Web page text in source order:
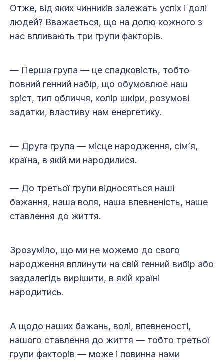
Отже, від яких чинників залежать успіх і долі
людей? Вважається, що на долю кожного з
нас впливають три групи факторів.
— Перша група — це спадковість, тобто
повний генний набір, що обумовлює наш
зріст, тип обличчя, колір шкіри, розумові
задатки, властиву нам енергетику.
— Друга група — місце народження, сім’я,
країна, в якій ми народилися.
— До третьої групи відносяться наші
бажання, наша воля, наша впевненість, наше
ставлення до життя.
Зрозуміло, що ми не можемо до свого
народження вплинути на свій генний вибір або
заздалегідь вирішити, в якій країні
народитись.
А щодо наших бажань, волі, впевненості,
нашого ставлення до життя — тобто третьої
групи факторів — може і повинна нами